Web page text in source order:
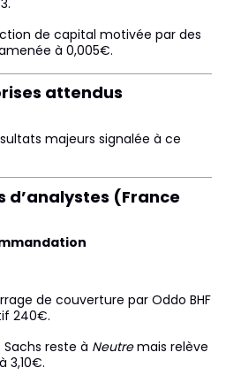
de capital motivée par des
à 0,005€.
attendus
majeurs signalée à ce
d’analystes (France
de couverture par Oddo BHF
240€.
reste à Neutremais relève
3,10€.